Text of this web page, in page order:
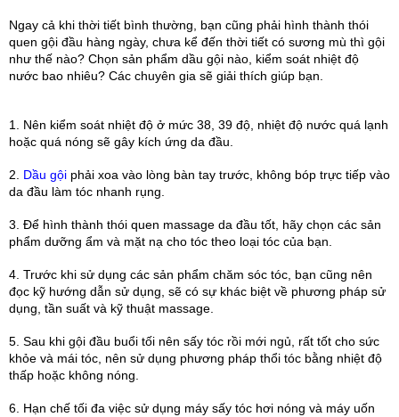
Ngay cả khi thời tiết bình thường, bạn cũng phải hình thành thói
quen gội đầu hàng ngày, chưa kể đến thời tiết có sương mù thì gội
như thế nào? Chọn sản phẩm dầu gội nào, kiểm soát nhiệt độ
nước bao nhiêu? Các chuyên gia sẽ giải thích giúp bạn.
1. Nên kiểm soát nhiệt độ ở mức 38, 39 độ, nhiệt độ nước quá lạnh
hoặc quá nóng sẽ gây kích ứng da đầu.
2. Dầu gội phải xoa vào lòng bàn tay trước, không bóp trực tiếp vào
da đầu làm tóc nhanh rụng.
3. Để hình thành thói quen massage da đầu tốt, hãy chọn các sản
phẩm dưỡng ẩm và mặt nạ cho tóc theo loại tóc của bạn.
4. Trước khi sử dụng các sản phẩm chăm sóc tóc, bạn cũng nên
đọc kỹ hướng dẫn sử dụng, sẽ có sự khác biệt về phương pháp sử
dụng, tần suất và kỹ thuật massage.
5. Sau khi gội đầu buổi tối nên sấy tóc rồi mới ngủ, rất tốt cho sức
khỏe và mái tóc, nên sử dụng phương pháp thổi tóc bằng nhiệt độ
thấp hoặc không nóng.
6. Hạn chế tối đa việc sử dụng máy sấy tóc hơi nóng và máy uốn